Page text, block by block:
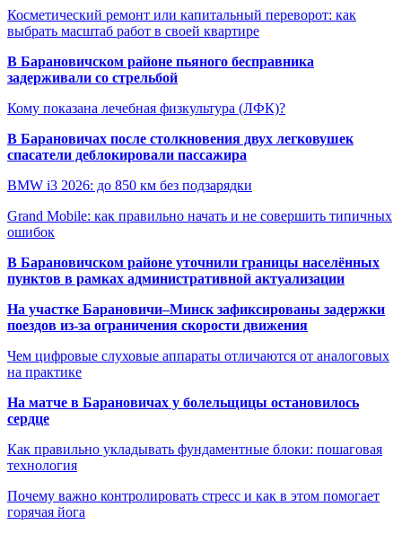
Косметический ремонт или капитальный переворот: как
выбрать масштаб работ в своей квартире
В Барановичском районе пьяного бесправника
задерживали со стрельбой
Кому показана лечебная физкультура (ЛФК)?
В Барановичах после столкновения двух легковушек
спасатели деблокировали пассажира
BMW i3 2026: до 850 км без подзарядки
Grand Mobile: как правильно начать и не совершить типичных
ошибок
В Барановичском районе уточнили границы населённых
пунктов в рамках административной актуализации
На участке Барановичи–Минск зафиксированы задержки
поездов из-за ограничения скорости движения
Чем цифровые слуховые аппараты отличаются от аналоговых
на практике
На матче в Барановичах у болельщицы остановилось
сердце
Как правильно укладывать фундаментные блоки: пошаговая
технология
Почему важно контролировать стресс и как в этом помогает
горячая йога